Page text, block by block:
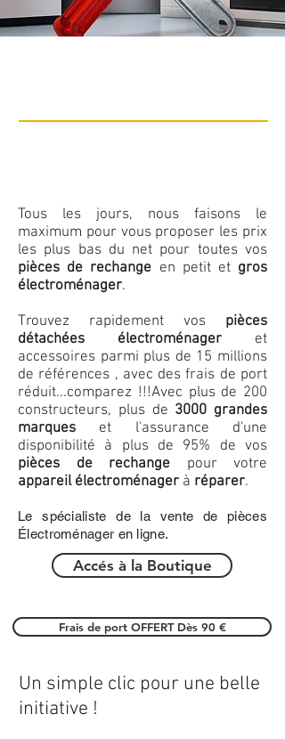
Tous les jours, nous faisons le
maximum pour vous proposer les prix
les plus bas du net pour toutes vos
pièces de rechange en petit et gros
électroménager.
Trouvez rapidement vos pièces
détachées électroménager et
accessoires parmi plus de 15 millions
de références , avec des frais de port
réduit...comparez !!!Avec plus de 200
constructeurs, plus de 3000 grandes
marques et l'assurance d'une
disponibilité à plus de 95% de vos
pièces de rechange pour votre
appareil électroménager à réparer.
Le spécialiste de la vente de pièces
Électroménager en ligne.
Accés à la Boutique
Frais de port OFFERT Dès 90 €
Un simple clic pour une belle
initiative !